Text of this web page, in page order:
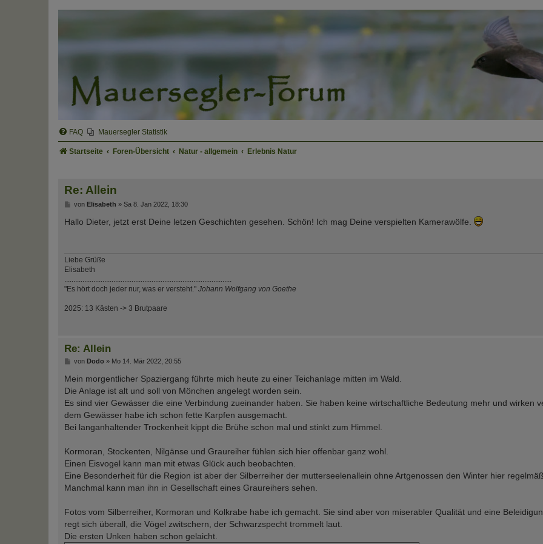
FAQ Mauersegler Statistik
Startseite Foren-Übersicht Natur - allgemein Erlebnis Natur
Re: Allein
B
i
t
von Elisabeth » Sa 8. Jan 2022, 18:30
Hallo Dieter, jetzt erst Deine letzen Geschichten gesehen. Schön! Ich mag Deine verspielten Kamerawölfe.
Liebe Grüße
Elisabeth
............................................................................................
"Es hört doch jeder nur, was er versteht." Johann Wolfgang von Goethe
2025: 13 Kästen -> 3 Brutpaare
Re: Allein
B
r
g
von Dodo » Mo 14. Mär 2022, 20:55
Mein morgentlicher Spaziergang führte mich heute zu einer Teichanlage mitten im Wald.
Die Anlage ist alt und soll von Mönchen angelegt worden sein.
Es sind vier Gewässer die eine Verbindung zueinander haben. Sie haben keine wirtschaftliche Bedeutung mehr und wirken
dem Gewässer habe ich schon fette Karpfen ausgemacht.
Bei langanhaltender Trockenheit kippt die Brühe schon mal und stinkt zum Himmel.
Kormoran, Stockenten, Nilgänse und Graureiher fühlen sich hier offenbar ganz wohl.
Einen Eisvogel kann man mit etwas Glück auch beobachten.
Eine Besonderheit für die Region ist aber der Silberreiher der mutterseelenallein ohne Artgenossen den Winter hier
Manchmal kann man ihn in Gesellschaft eines Graureihers sehen.
Fotos vom Silberreiher, Kormoran und Kolkrabe habe ich gemacht. Sie sind aber von miserabler Qualität und eine
regt sich überall, die Vögel zwitschern, der Schwarzspecht trommelt laut.
Die ersten Unken haben schon gelaicht.